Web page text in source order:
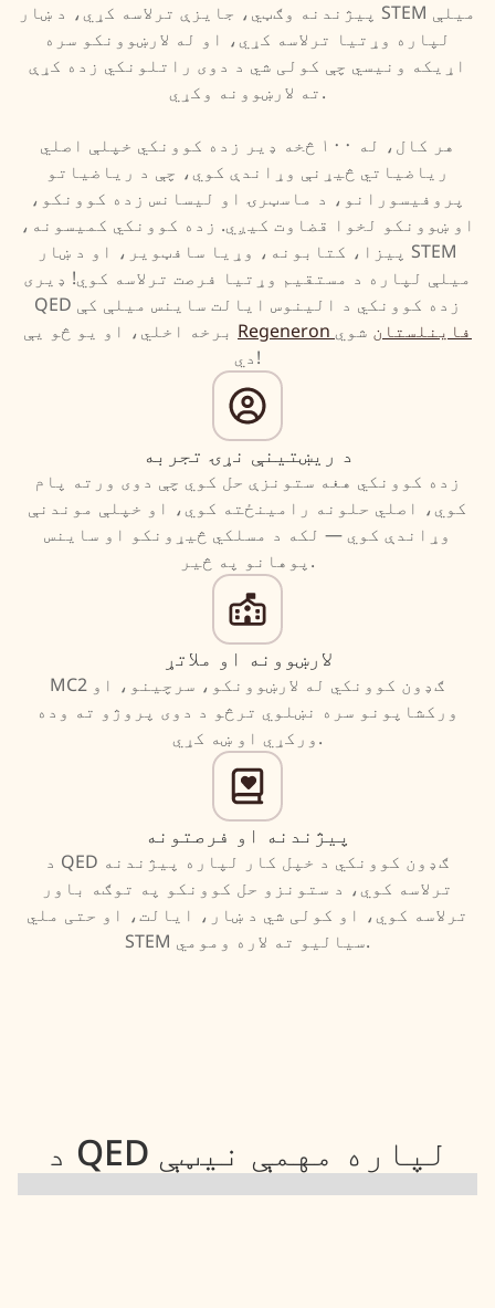
پیژندنه وګټي، جایزې ترلاسه کړي، د ښار STEM میلې
لپاره وړتیا ترلاسه کړي، او له لارښوونکو سره
اړیکه ونیسي چې کولی شي د دوی راتلونکي زده کړې
ته لارښوونه وکړي.
هر کال، له ۱۰۰ څخه ډیر زده کوونکي خپلې اصلي
ریاضياتي څیړنې وړاندې کوي، چې د ریاضیاتو
پروفیسورانو، د ماسټرۍ او لیسانس زده کوونکو،
او ښوونکو لخوا قضاوت کیږي. زده کوونکي کمیسونه،
پیزا، کتابونه، وړیا سافټویر، او د ښار STEM
میلې لپاره د مستقیم وړتیا فرصت ترلاسه کوي! ډیری
QED زده کوونکي د الینوس ایالت ساینس میلې کې
Regeneron فاینلستان شوي
دي!
د ریښتینې نړۍ تجربه
زده کوونکي هغه ستونزې حل کوي چې دوی ورته پام
کوي، اصلي حلونه رامینځته کوي، او خپلې موندنې
وړاندې کوي — لکه د مسلکي څیړونکو او ساینس
پوهانو په څیر.
لارښوونه او ملاتړ
MC2 ګډون کوونکي له لارښوونکو، سرچینو، او
ورکشاپونو سره نښلوي ترڅو د دوی پروژو ته وده
ورکړي او ښه کړي.
پیژندنه او فرصتونه
د QED ګډون کوونکي د خپل کار لپاره پیژندنه
ترلاسه کوي، د ستونزو حل کوونکو په توګه باور
ترلاسه کوي، او کولی شي د ښار، ایالت، او حتی ملي
STEM سیالیو ته لاره ومومي.
د QED لپاره مهمې نیټې